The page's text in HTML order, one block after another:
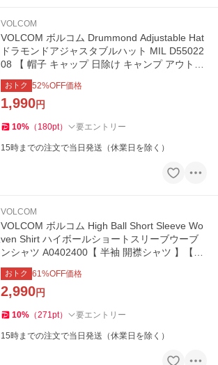
VOLCOM
VOLCOM ボルコム Drummond Adjustable Hat
ドラモンドアジャスタブルハット MIL D55022
08 【 帽子 キャップ 日除け キャンプ アウトド
ア コットン 綿 】
おトク 52%OFF価格
1,990円
10% （ 180pt） 要エントリー
15時までの注文で当日発送（休業日を除く）
VOLCOM
VOLCOM ボルコム High Ball Short Sleeve Wo
ven Shirt ハイボールショートスリーブウーブ
ンシャツ A0402400【 半袖 開襟シャツ 】【メ
ール便・代引不可】
おトク 61%OFF価格
2,990円
10% （271pt） 要エントリー
15時までの注文で当日発送（休業日を除く）